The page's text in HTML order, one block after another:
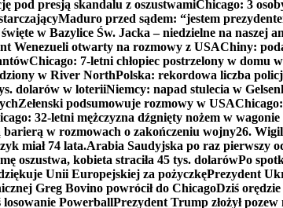
pod presją skandalu z oszustwamiChicago: 3
Maduro przed sądem: “jestem
w Bazylice Św. Jacka – niedzielne na naszej
Wenezueli otwarty na rozmowy z USAChiny:
Chicago: 7-letni chłopiec postrzelony w domu
w River NorthPolska: rekordowa liczba
dolarów w loteriiNiemcy: napad stulecia w
Zełenski podsumowuje rozmowy w USA
32-letni mężczyzna dźgnięty nożem w
barierą w rozmowach o zakończeniu wojny26.
miał 74 lata.Arabia Saudyjska po raz pierwszy
oszustwa, kobieta straciła 45 tys. dolarówPo
Unii Europejskiej za pożyczkęPrezydent
Greg Bovino powrócił do ChicagoDziś
PowerballPrezydent Trump złożył